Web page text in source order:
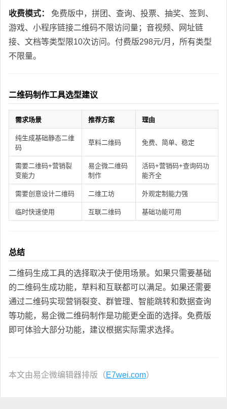
收费模式：
免费版中，拼团、查询、投票、抽奖、签到、
游戏、小程序链接二维码不限访问量；音视频、网址链
接、文档等类型限10次访问。付费版298元/月，所有类型
不限量。
二维码制作工具选型建议
需求场景 推荐方案 理由
纯生成基础静态二维
码
草料二维码 免费、简单、稳定
需要二维码+营销裂
变能力
易企微二维码
制作
活码+营销码+查询码功
能齐全
需要创意设计二维码 二维工坊 外观定制能力强
临时快速使用 互联二维码 基础功能可用
总结
二维码生成工具的选择取决于使用场景。如果只需要基础
的二维码生成功能，草料和互联都可以满足。如果还需要
通过二维码实现营销裂变、群管理、智能跳转和数据查询
等功能，易企微二维码制作是功能更全面的选择。免费版
即可体验大部分功能，建议根据实际需求选择。
本文由易企微编辑器排版（E7wei.com）